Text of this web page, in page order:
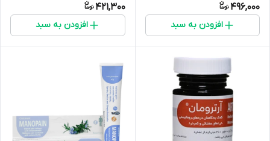
496,000
افزودن به سبد
421,300
افزودن به سبد